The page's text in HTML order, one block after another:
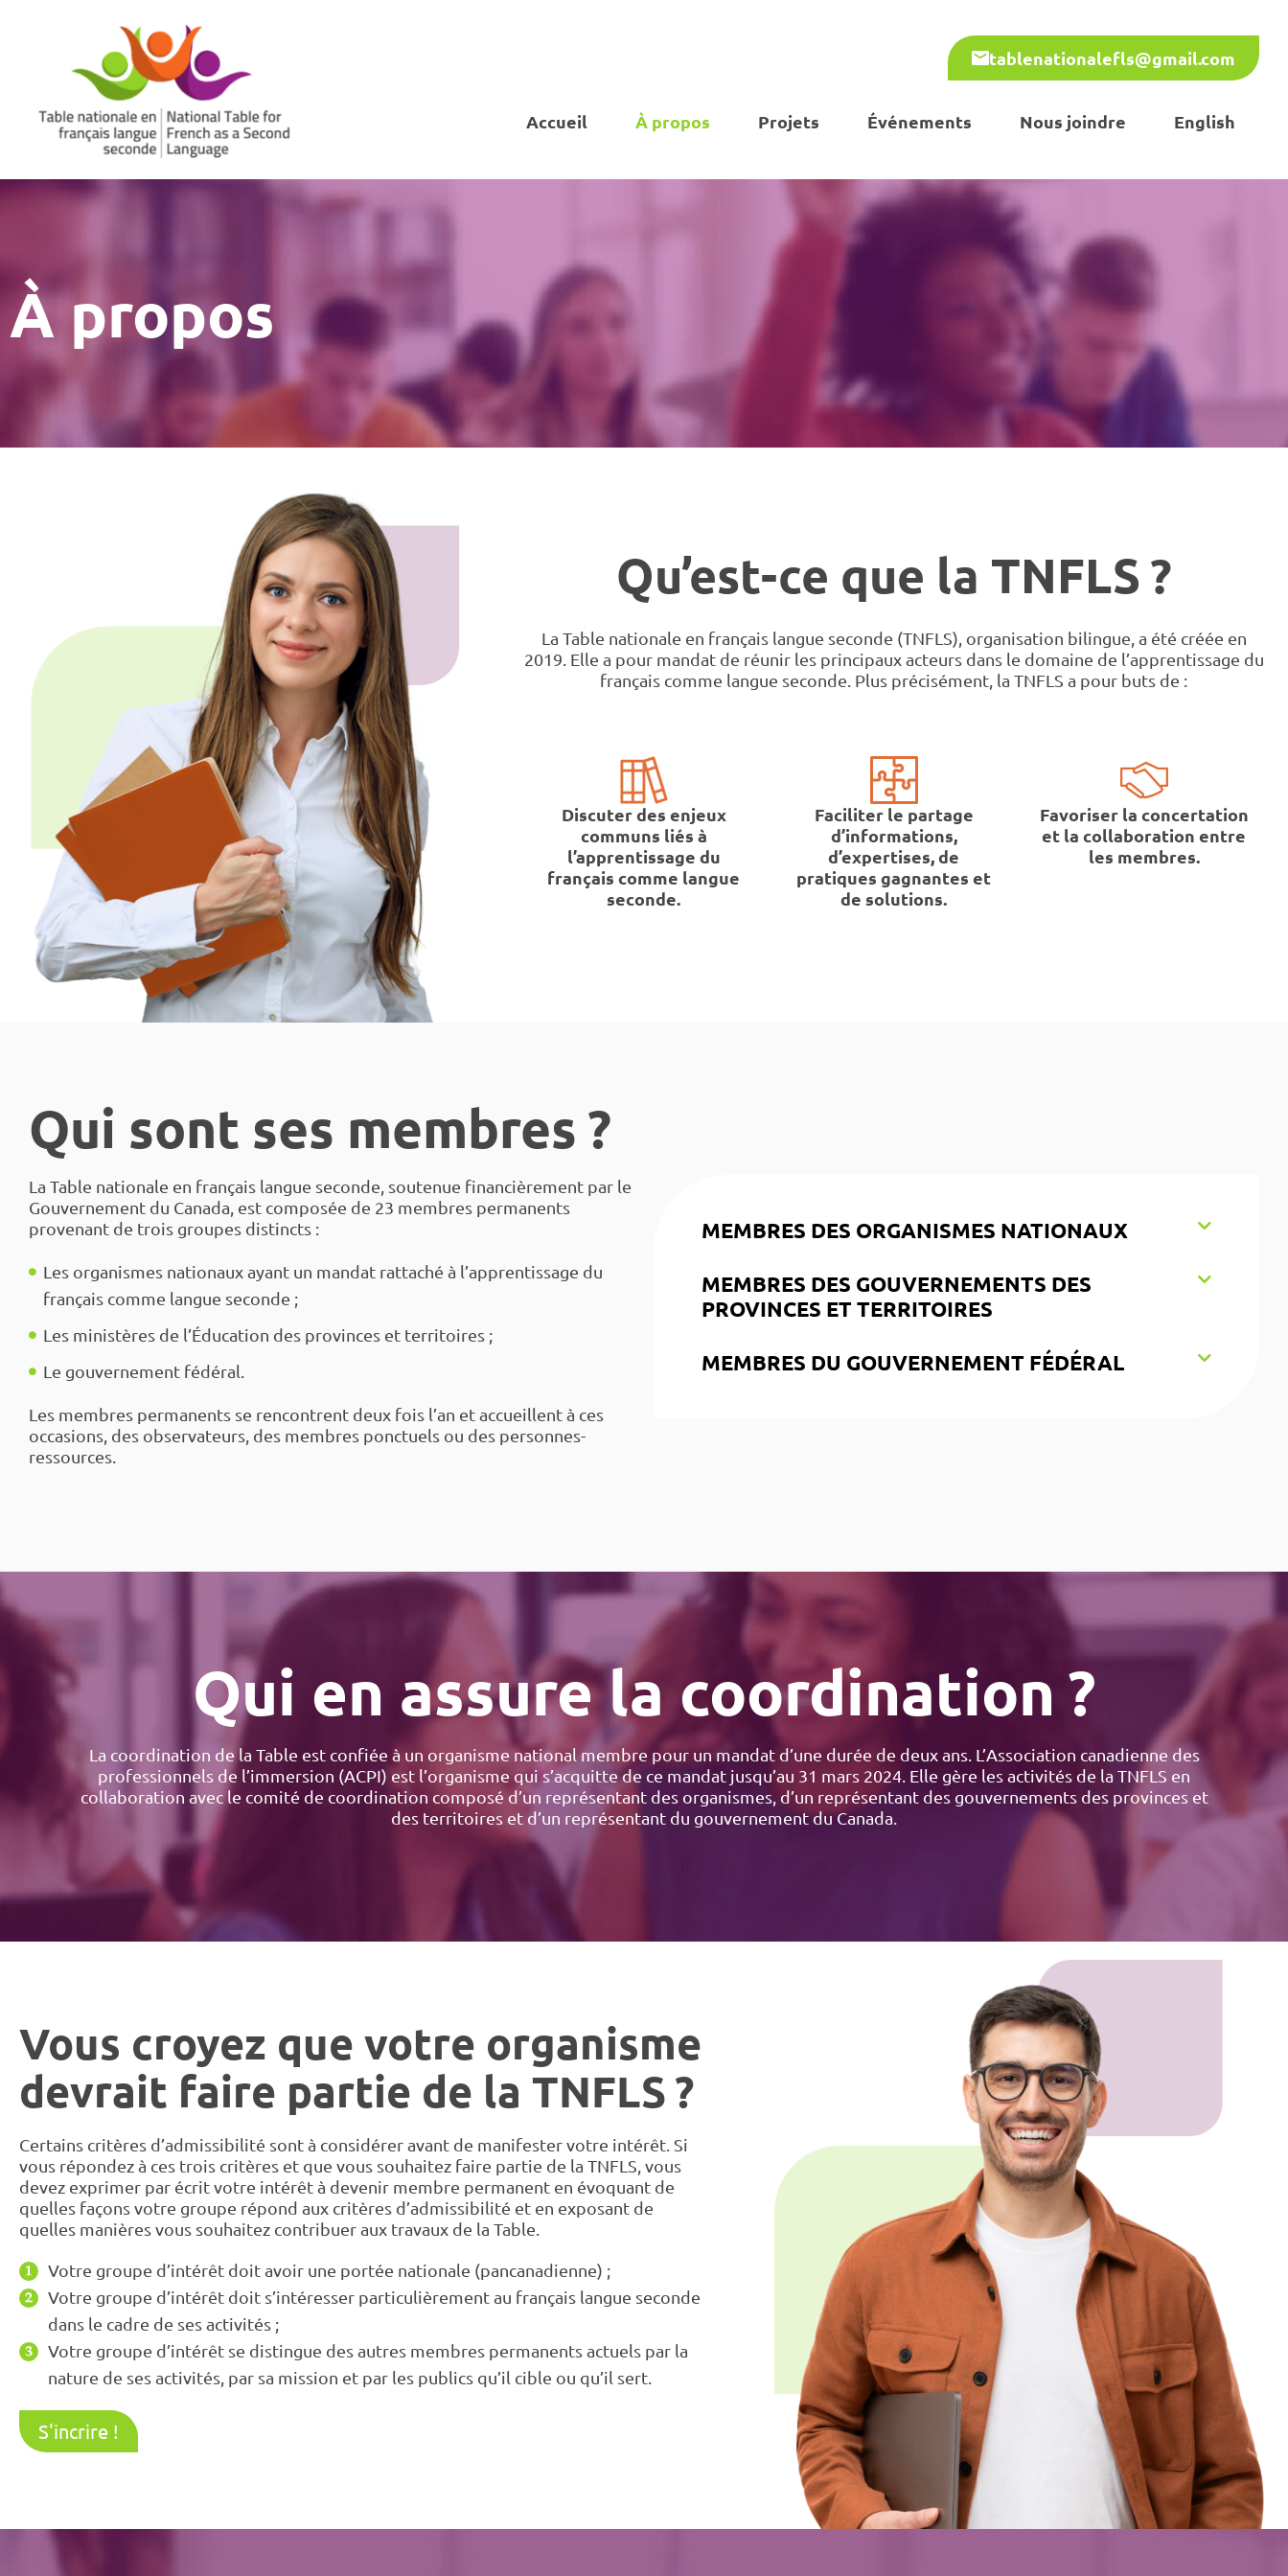
tablenationalefls@gmail.com
Accueil À propos Projets Événements Nous joindre English
À propos
Qu’est-ce que la TNFLS ?
La Table nationale en français langue seconde (TNFLS), organisation bilingue, a été créée en
2019. Elle a pour mandat de réunir les principaux acteurs dans le domaine de l’apprentissage du
français comme langue seconde. Plus précisément, la TNFLS a pour buts de :
Discuter des enjeux
communs liés à
l’apprentissage du
français comme langue
seconde.
Faciliter le partage
d’informations,
d’expertises, de
pratiques gagnantes et
de solutions.
Favoriser la concertation
et la collaboration entre
les membres.
Qui sont ses membres ?
La Table nationale en français langue seconde, soutenue financièrement par le
Gouvernement du Canada, est composée de 23 membres permanents
provenant de trois groupes distincts :
Les organismes nationaux ayant un mandat rattaché à l’apprentissage du
français comme langue seconde ;
Les ministères de l’Éducation des provinces et territoires ;
Le gouvernement fédéral.
Les membres permanents se rencontrent deux fois l’an et accueillent à ces
occasions, des observateurs, des membres ponctuels ou des personnes-
ressources.
MEMBRES DES ORGANISMES NATIONAUX
MEMBRES DES GOUVERNEMENTS DES
PROVINCES ET TERRITOIRES
MEMBRES DU GOUVERNEMENT FÉDÉRAL
Qui en assure la coordination ?
La coordination de la Table est confiée à un organisme national membre pour un mandat d’une durée de deux ans. L’Association canadienne des
professionnels de l’immersion (ACPI) est l’organisme qui s’acquitte de ce mandat jusqu’au 31 mars 2024. Elle gère les activités de la TNFLS en
collaboration avec le comité de coordination composé d’un représentant des organismes, d’un représentant des gouvernements des provinces et
des territoires et d’un représentant du gouvernement du Canada.
Vous croyez que votre organisme
devrait faire partie de la TNFLS ?
Certains critères d’admissibilité sont à considérer avant de manifester votre intérêt. Si
vous répondez à ces trois critères et que vous souhaitez faire partie de la TNFLS, vous
devez exprimer par écrit votre intérêt à devenir membre permanent en évoquant de
quelles façons votre groupe répond aux critères d’admissibilité et en exposant de
quelles manières vous souhaitez contribuer aux travaux de la Table.
Votre groupe d’intérêt doit avoir une portée nationale (pancanadienne) ;
Votre groupe d’intérêt doit s’intéresser particulièrement au français langue seconde
dans le cadre de ses activités ;
Votre groupe d’intérêt se distingue des autres membres permanents actuels par la
nature de ses activités, par sa mission et par les publics qu’il cible ou qu’il sert.
S'incrire !